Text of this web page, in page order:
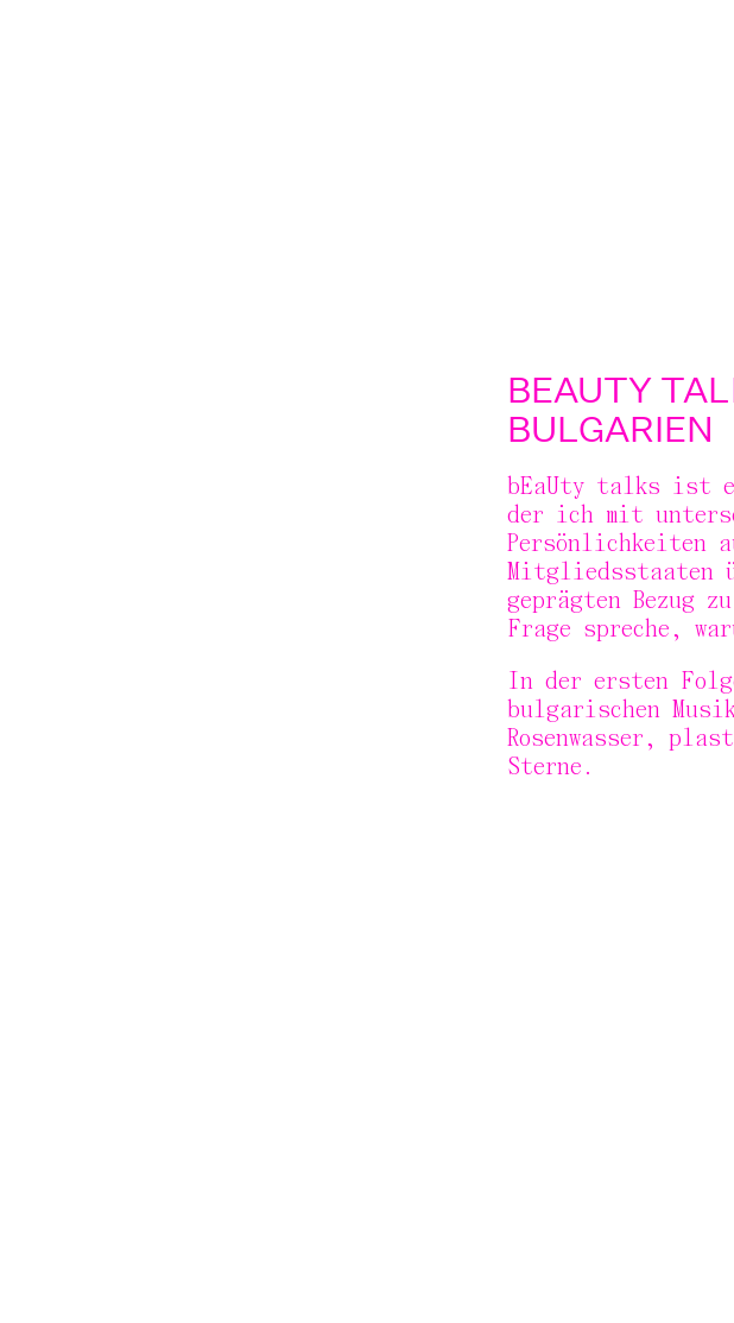
BEAUTY
BULGARIEN
bEaUty talks ist
der ich mit
Persönlichkeiten
Mitgliedsstaaten
geprägten Bezug
Frage spreche,
In der ersten
bulgarischen
Rosenwasser,
Sterne.